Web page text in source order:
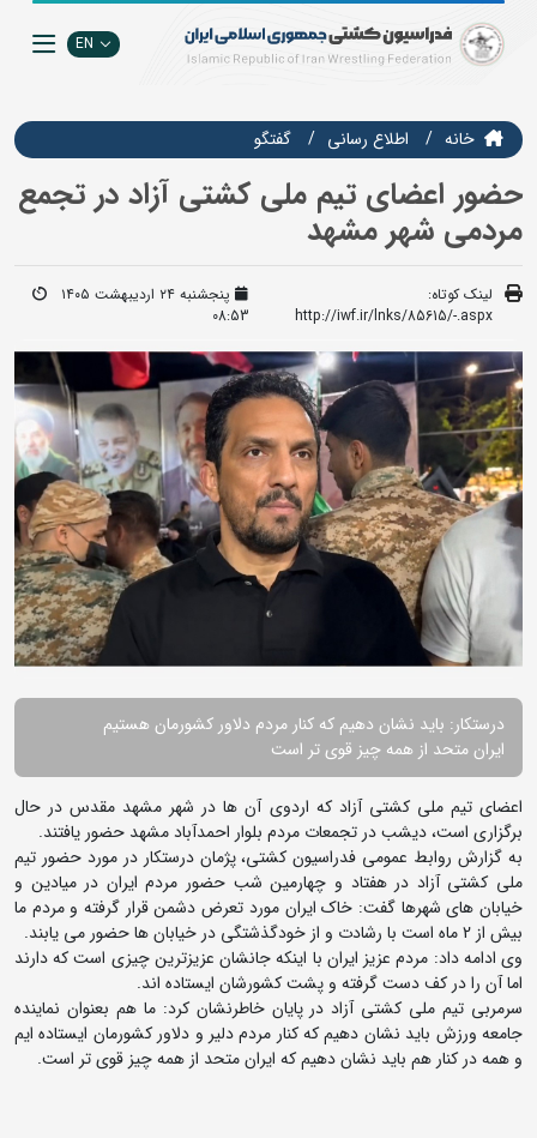
EN
خانه اطلاع رسانی گفتگو
حضور اعضای تیم ملی کشتی آزاد در تجمع
مردمی شهر مشهد
لینک کوتاه:
http://iwf.ir/lnks/85615/-.aspx
پنجشنبه ۲۴ اردیبهشت ۱۴۰۵
08:53
درستکار: باید نشان دهیم که کنار مردم دلاور کشورمان هستیم
ایران متحد از همه چیز قوی تر است
اعضای تیم ملی کشتی آزاد که اردوی آن ها در شهر مشهد مقدس در حال
برگزاری است، دیشب در تجمعات مردم بلوار احمدآباد مشهد حضور یافتند.
به گزارش روابط عمومی فدراسیون کشتی، پژمان درستکار در مورد حضور تیم
ملی کشتی آزاد در هفتاد و چهارمین شب حضور مردم ایران در میادین و
خیابان های شهرها گفت: خاک ایران مورد تعرض دشمن قرار گرفته و مردم ما
بیش از 2 ماه است با رشادت و از خودگذشتگی در خیابان ها حضور می یابند.
وی ادامه داد: مردم عزیز ایران با اینکه جانشان عزیزترین چیزی است که دارند
اما آن را در کف دست گرفته و پشت کشورشان ایستاده اند.
سرمربی تیم ملی کشتی آزاد در پایان خاطرنشان کرد: ما هم بعنوان نماینده
جامعه ورزش باید نشان دهیم که کنار مردم دلیر و دلاور کشورمان ایستاده ایم
و همه در کنار هم باید نشان دهیم که ایران متحد از همه چیز قوی تر است.